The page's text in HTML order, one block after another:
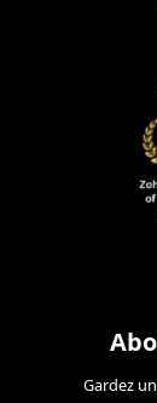
Gardez